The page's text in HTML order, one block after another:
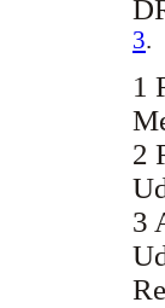
3.
1
2
3